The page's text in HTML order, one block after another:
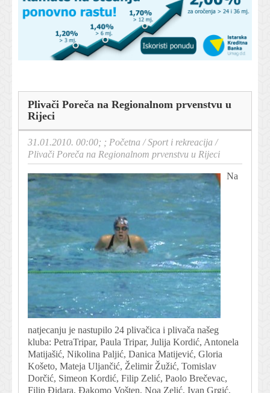
Plivači Poreča na Regionalnom prvenstvu u
Rijeci
31.01.2010. 00:00; ; Početna /Sport i rekreacija /
Plivači Poreča na Regionalnom prvenstvu u Rijeci
Na
natjecanju je nastupilo 24 plivačica i plivača našeg
kluba: PetraTripar, Paula Tripar, Julija Kordić, Antonela
Matijašić, Nikolina Paljić, Danica Matijević, Gloria
Košeto, Mateja Uljančić, Želimir Žužić, Tomislav
Dorčić, Simeon Kordić, Filip Zelić, Paolo Brečevac,
Filip Đidara, Đakomo Vošten, Noa Zelić, Ivan Grgić,